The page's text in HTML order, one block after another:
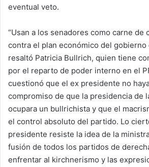
eventual veto.
“Usan a los senadores como carne de
contra el plan económico del gobierno
resaltó Patricia Bullrich, quien tiene
por el reparto de poder interno en el
cuestionó que el ex presidente no
compromiso de que la presidencia de
ocupara un bullrichista y que el
el control absoluto del partido. Lo
presidente resiste la idea de la
fusión de todos los partidos de
enfrentar al kirchnerismo y las